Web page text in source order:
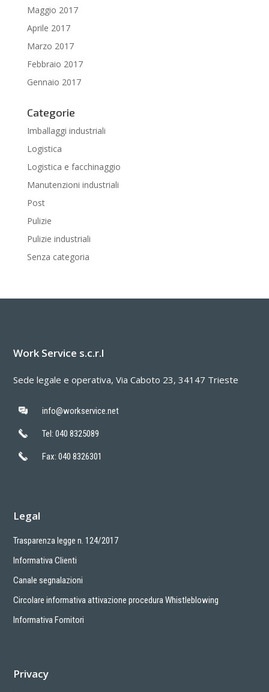
Maggio 2017
Aprile 2017
Marzo 2017
Febbraio 2017
Gennaio 2017
Categorie
Imballaggi industriali
Logistica
Logistica e facchinaggio
Manutenzioni industriali
Post
Pulizie
Pulizie industriali
Senza categoria
Work Service s.c.r.l
Sede legale e operativa, Via Caboto 23, 34147 Trieste
info@workservice.net
Tel: 040 8325089
Fax: 040 8326301
Legal
Trasparenza legge n. 124/2017
Informativa Clienti
Canale segnalazioni
Circolare informativa attivazione procedura Whistleblowing
Informativa Fornitori
Privacy